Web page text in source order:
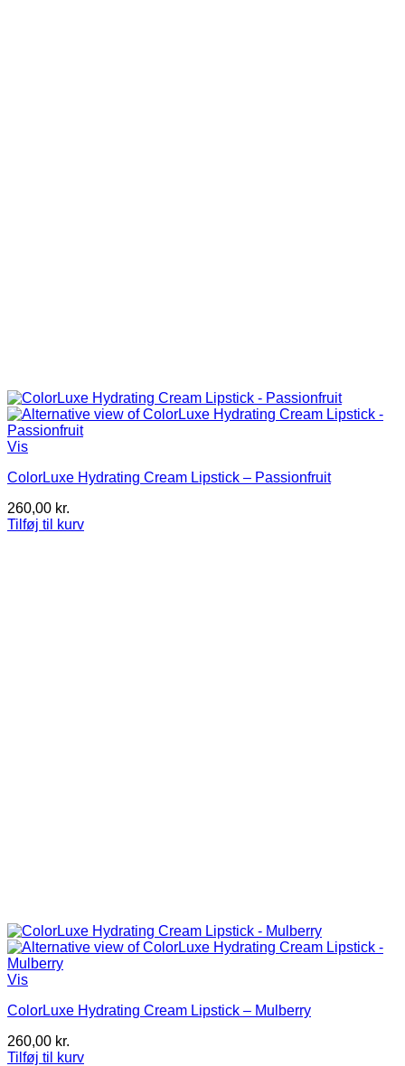
Vis
ColorLuxe Hydrating Cream Lipstick – Passionfruit
260,00 kr.
Tilføj til kurv
Vis
ColorLuxe Hydrating Cream Lipstick – Mulberry
260,00 kr.
Tilføj til kurv